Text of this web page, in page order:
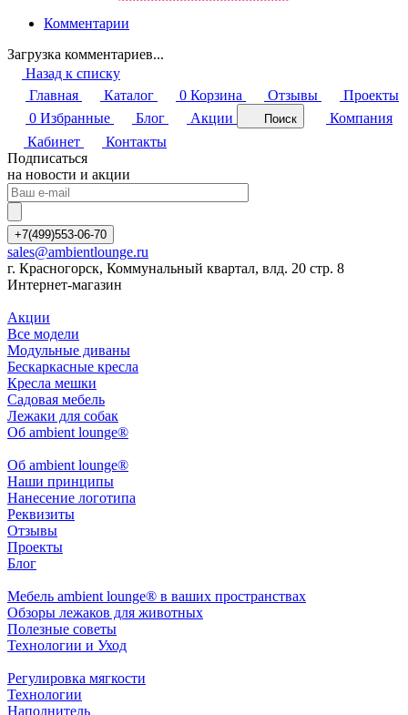
Комментарии
Загрузка комментариев...
Назад к списку
Главная
Каталог 0 Корзина Отзывы
Проекты
0 Избранные Блог Акции Поиск
Компания
Кабинет
Контакты
Подписаться
на новости и акции
+7(499)553-06-70
sales@ambientlounge.ru
г. Красногорск, Коммунальный квартал, влд. 20 стр. 8
Интернет-магазин
Акции
Все модели
Модульные диваны
Бескаркасные кресла
Кресла мешки
Садовая мебель
Лежаки для собак
Об ambient lounge®
Oб ambient lounge®
Наши принципы
Нанесение логотипа
Реквизиты
Отзывы
Проекты
Блог
Мебель ambient lounge® в ваших пространствах
Обзоры лежаков для животных
Полезные советы
Технологии и Уход
Регулировка мягкости
Технологии
Наполнитель